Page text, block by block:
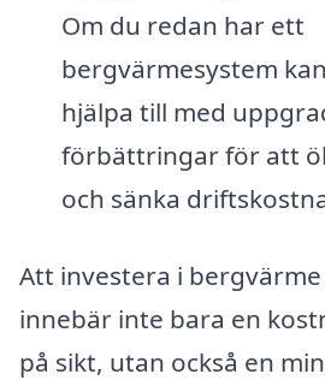
Om du redan har ett
bergvärmesystem
hjälpa till med
förbättringar för att
och sänka
Att investera i bergvärme
innebär inte bara en
på sikt, utan också en